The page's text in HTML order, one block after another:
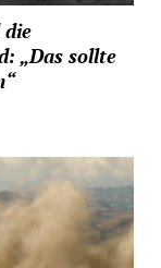
„Das sollte